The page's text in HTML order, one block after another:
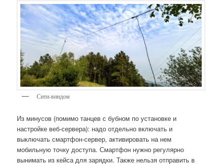
Сити-виндом
Из минусов (помимо танцев с бубном по установке и
настройке веб-сервера): надо отдельно включать и
выключать смартфон-сервер, активировать на нем
мобильную точку доступа. Смартфон нужно регулярно
вынимать из кейса для зарядки. Также нельзя отправить в